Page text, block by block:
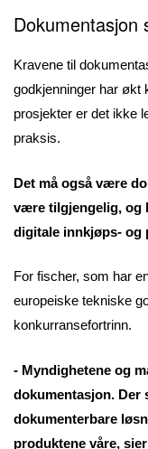
Dokumentasjon
Kravene til
godkjenninger har økt
prosjekter er det ikke
praksis.
Det må også være
være tilgjengelig, og
digitale innkjøps- og
For fischer, som har
europeiske tekniske
konkurransefortrinn.
- Myndighetene og
dokumentasjon. Der
dokumenterbare
produktene våre,